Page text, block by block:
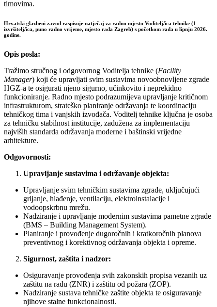
timovima.
Hrvatski glazbeni zavod raspisuje natječaj za radno mjesto Voditelj/ica tehnike (1
izvršitelj/ica, puno radno vrijeme, mjesto rada Zagreb) s početkom rada u lipnju 2026.
godine.
Opis posla:
Tražimo stručnog i odgovornog Voditelja tehnike (Facility
Manager) koji će upravljati svim sustavima novoobnovljene zgrade
HGZ-a te osigurati njeno sigurno, učinkovito i neprekidno
funkcioniranje. Radno mjesto podrazumijeva upravljanje kritičnom
infrastrukturom, strateško planiranje održavanja te koordinaciju
tehničkog tima i vanjskih izvođača. Voditelj tehnike ključna je osoba
za tehničku stabilnost institucije, zadužena za implementaciju
najviših standarda održavanja moderne i baštinski vrijedne
arhitekture.
Odgovornosti:
Upravljanje sustavima i održavanje objekta:
Upravljanje svim tehničkim sustavima zgrade, uključujući
grijanje, hlađenje, ventilaciju, elektroinstalacije i
vodoopskrbnu mrežu.
Nadziranje i upravljanje modernim sustavima pametne zgrade
(BMS – Building Management System).
Planiranje i provođenje dugoročnih i kratkoročnih planova
preventivnog i korektivnog održavanja objekta i opreme.
Sigurnost, zaštita i nadzor:
Osiguravanje provođenja svih zakonskih propisa vezanih uz
zaštitu na radu (ZNR) i zaštitu od požara (ZOP).
Nadziranje sustava tehničke zaštite objekta te osiguravanje
njihove stalne funkcionalnosti.